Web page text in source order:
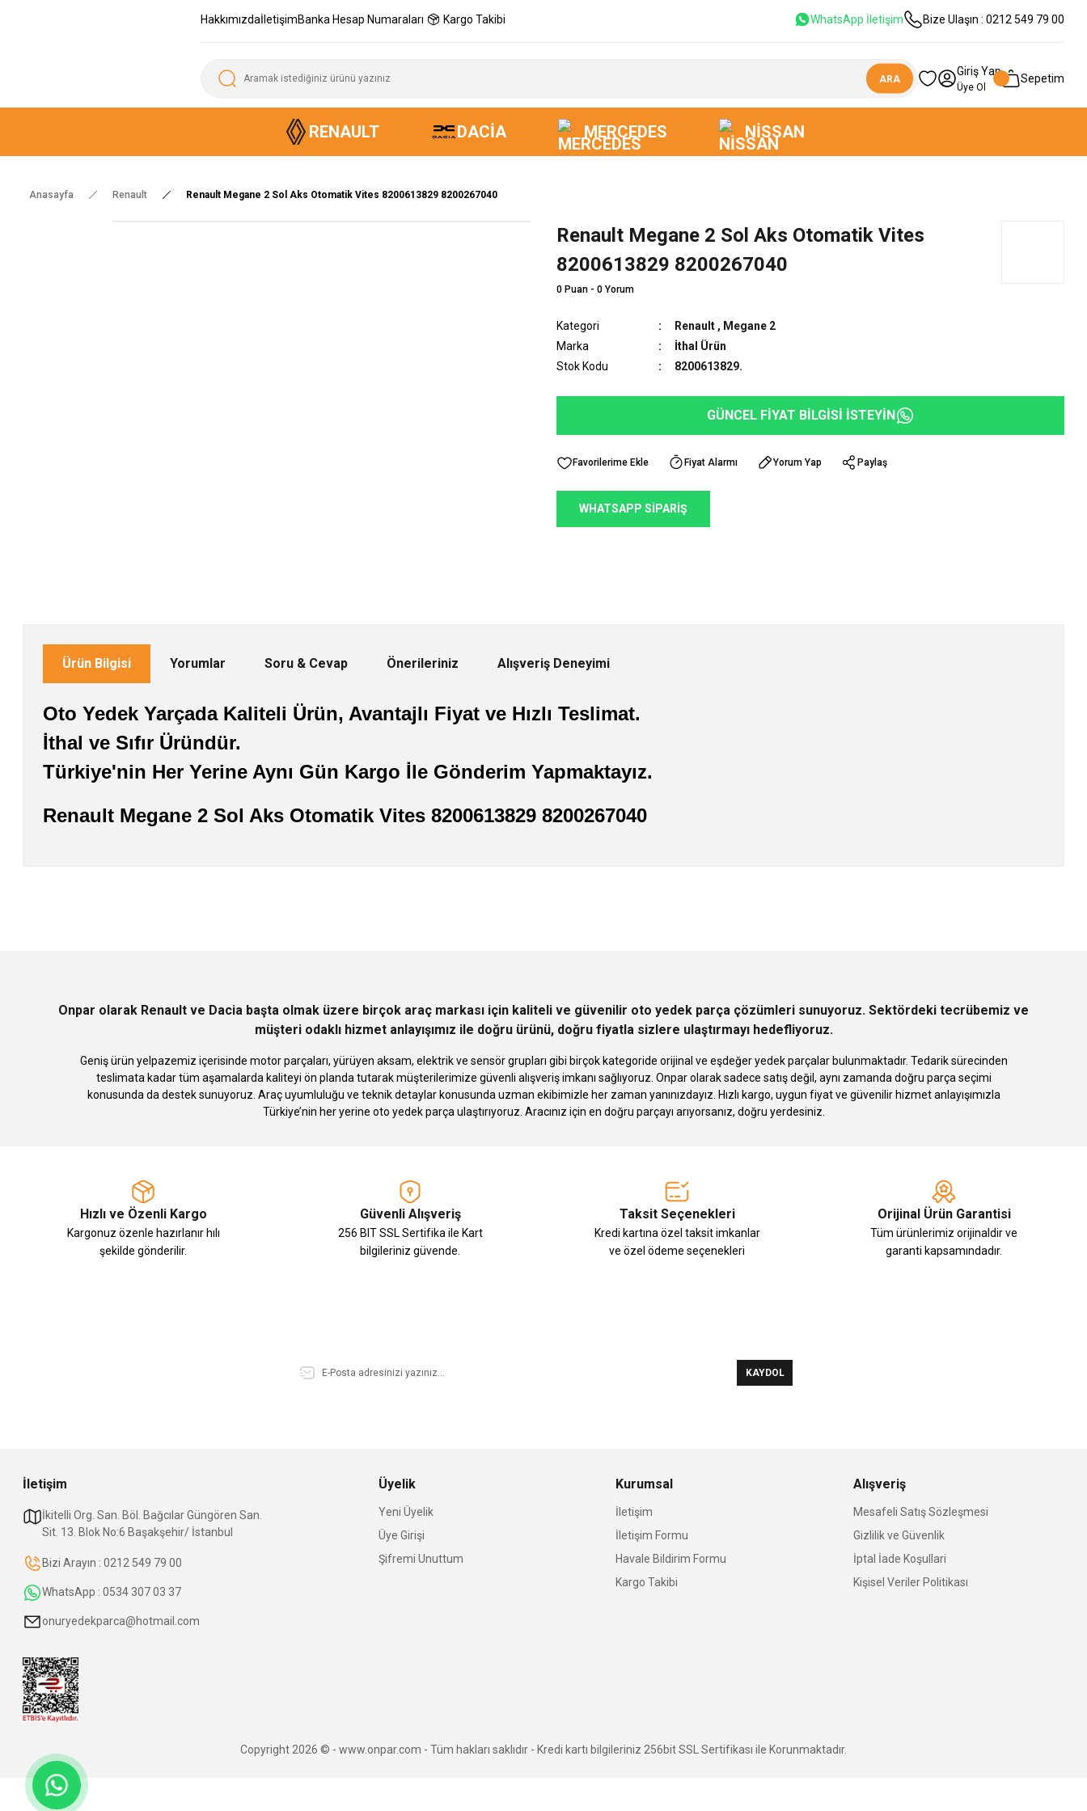
HakkımızdaİletişimBanka Hesap Numaraları Kargo Takibi WhatsApp İletişim Bize Ulaşın : 0212 549 79 00
ARA
Giriş Yap
Üye Ol
Sepetim
RENAULT DACIA MERCEDES NISSAN
Anasayfa Renault Renault Megane 2 Sol Aks Otomatik Vites 8200613829 8200267040
Renault Megane 2 Sol Aks Otomatik Vites
8200613829 8200267040
0 Puan - 0 Yorum
Kategori Renault , Megane 2
Marka
İthal Ürün
Stok Kodu
8200613829.
GÜNCEL FİYAT BİLGİSİ İSTEYİN
Fiyat Alarmı Yorum Yap Paylaş
WHATSAPP SİPARİŞ
Ürün Bilgisi Yorumlar Soru & Cevap Önerileriniz Alışveriş Deneyimi
Oto Yedek Yarçada Kaliteli Ürün, Avantajlı Fiyat ve Hızlı Teslimat.
İthal ve Sıfır Üründür.
Türkiye'nin Her Yerine Aynı Gün Kargo İle Gönderim Yapmaktayız.
Renault Megane 2 Sol Aks Otomatik Vites 8200613829 8200267040
Gönder
Onpar olarak Renault ve Dacia başta olmak üzere birçok araç markası için kaliteli ve güvenilir oto yedek parça çözümleri sunuyoruz. Sektördeki tecrübemiz ve
müşteri odaklı hizmet anlayışımız ile doğru ürünü, doğru fiyatla sizlere ulaştırmayı hedefliyoruz.
Geniş ürün yelpazemiz içerisinde motor parçaları, yürüyen aksam, elektrik ve sensör grupları gibi birçok kategoride orijinal ve eşdeğer yedek parçalar bulunmaktadır. Tedarik sürecinden
teslimata kadar tüm aşamalarda kaliteyi ön planda tutarak müşterilerimize güvenli alışveriş imkanı sağlıyoruz. Onpar olarak sadece satış değil, aynı zamanda doğru parça seçimi
konusunda da destek sunuyoruz. Araç uyumluluğu ve teknik detaylar konusunda uzman ekibimizle her zaman yanınızdayız. Hızlı kargo, uygun fiyat ve güvenilir hizmet anlayışımızla
Türkiye’nin her yerine oto yedek parça ulaştırıyoruz. Aracınız için en doğru parçayı arıyorsanız, doğru yerdesiniz.
Hızlı ve Özenli Kargo
Kargonuz özenle hazırlanır hılı
şekilde gönderilir.
Güvenli Alışveriş
256 BIT SSL Sertifika ile Kart
bilgileriniz güvende.
Taksit Seçenekleri
Kredi kartına özel taksit imkanlar
ve özel ödeme seçenekleri
Orijinal Ürün Garantisi
Tüm ürünlerimiz orijinaldir ve
garanti kapsamındadır.
KAYDOL
İletişim
İkitelli Org. San. Böl. Bağcılar Güngören San.
Sit. 13. Blok No:6 Başakşehir/ İstanbul
Bizi Arayın : 0212 549 79 00
WhatsApp : 0534 307 03 37
onuryedekparca@hotmail.com
Üyelik
Yeni Üyelik
Üye Girişi
Şifremi Unuttum
Kurumsal
İletişim
İletişim Formu
Havale Bildirim Formu
Kargo Takibi
Alışveriş
Mesafeli Satış Sözleşmesi
Gizlilik ve Güvenlik
İptal İade Koşullari
Kişisel Veriler Politikası
Copyright 2026 © - www.onpar.com - Tüm hakları saklıdır - Kredi kartı bilgileriniz 256bit SSL Sertifikası ile Korunmaktadır.